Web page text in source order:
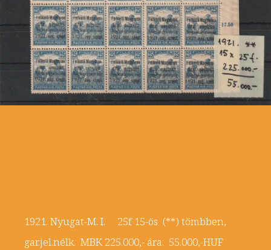
1921. Nyugat-M. I. 25f 15-ös (**) tömbben,
gar.jel.nélk. MBK 225.000,- ára: 55.000,-HUF